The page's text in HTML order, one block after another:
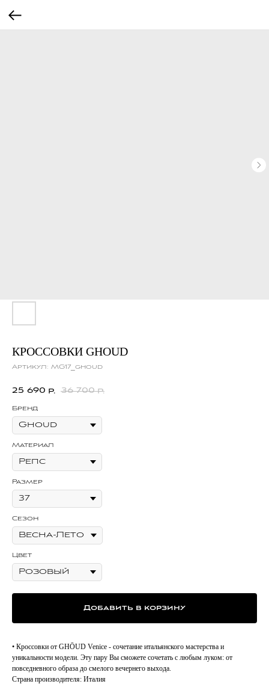
КРОССОВКИ GHOUD
Артикул: MG17_ghoud
25 690 р. 36 700 р.
Бренд
Материал
Размер
Сезон
Цвет
Добавить в корзину
• Кроссовки от GHŌUD Venice - сочетание итальянского мастерства и
уникальности модели. Эту пару Вы сможете сочетать с любым луком: от
повседневного образа до смелого вечернего выхода.
Страна производителя: Италия